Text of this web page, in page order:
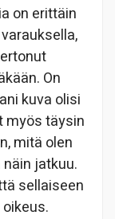
on erittäin
On
kuva olisi
myös täysin
mitä olen
jatkuu.
sellaiseen